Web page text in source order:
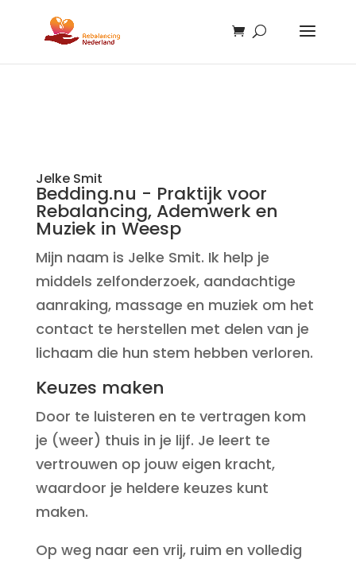
Jelke Smit
Bedding.nu - Praktijk voor
Rebalancing, Ademwerk en
Muziek in Weesp
Mijn naam is Jelke Smit. Ik help je
middels zelfonderzoek, aandachtige
aanraking, massage en muziek om het
contact te herstellen met delen van je
lichaam die hun stem hebben verloren.
Keuzes maken
Door te luisteren en te vertragen kom
je (weer) thuis in je lijf. Je leert te
vertrouwen op jouw eigen kracht,
waardoor je heldere keuzes kunt
maken.
Op weg naar een vrij, ruim en volledig